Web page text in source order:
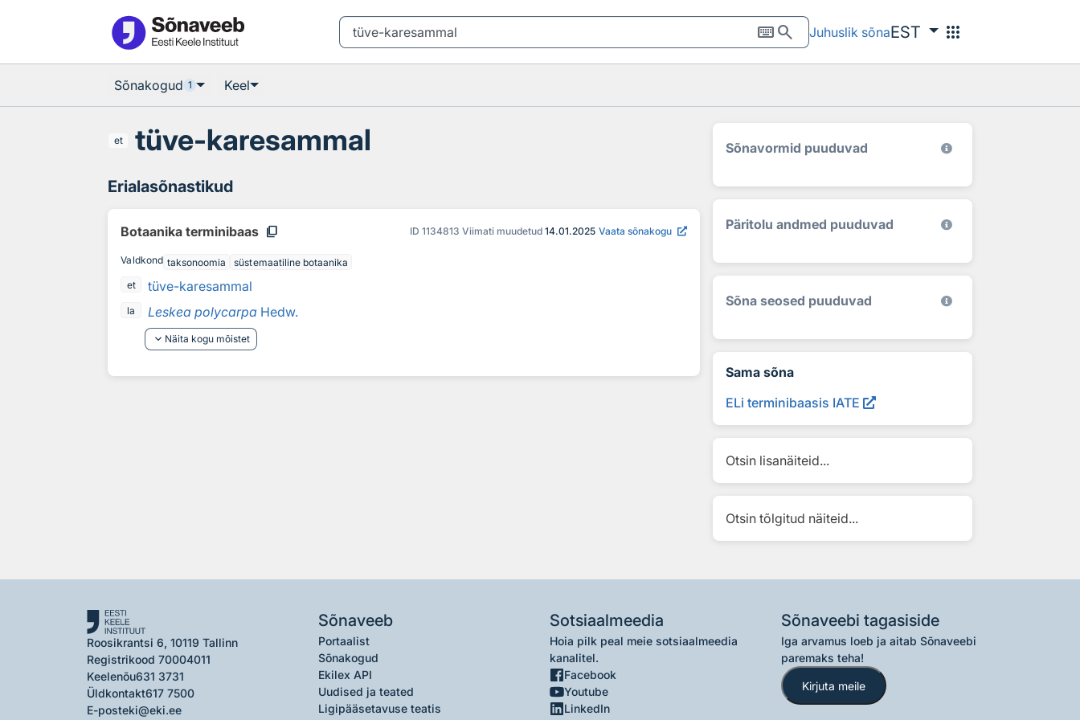
keyboardsearch Juhuslik sõnaEST apps
Sõnakogud 1 Keel
et tüve-karesammal
Erialasõnastikud
Botaanika terminibaas content_copy ID 1134813 Viimati muudetud 14.01.2025 Vaata sõnakogu
Valdkond taksonoomia
süstemaatiline botaanika
et
tüve-karesammal
la Leskea polycarpa Hedw.
keyboard_arrow_down Näita kogu mõistet
Sõnavormid puuduvad
Päritolu andmed puuduvad
Sõna seosed puuduvad
Sama sõna
ELi terminibaasis IATE
Otsin lisanäiteid...
Otsin tõlgitud näiteid...
Roosikrantsi 6, 10119 Tallinn
Registrikood 70004011
Keelenõu631 3731
Üldkontakt617 7500
E-posteki@eki.ee
Sõnaveeb
Portaalist
Sõnakogud
Ekilex API
Uudised ja teated
Ligipääsetavuse teatis
Sotsiaalmeedia
Hoia pilk peal meie sotsiaalmeedia
kanalitel.
Facebook
Youtube
LinkedIn
Sõnaveebi tagasiside
Iga arvamus loeb ja aitab Sõnaveebi
paremaks teha!
Kirjuta meile